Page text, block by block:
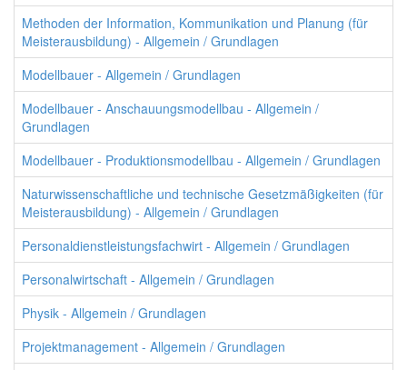
Methoden der Information, Kommunikation und Planung (für
Meisterausbildung) - Allgemein / Grundlagen
Modellbauer - Allgemein / Grundlagen
Modellbauer - Anschauungsmodellbau - Allgemein /
Grundlagen
Modellbauer - Produktionsmodellbau - Allgemein / Grundlagen
Naturwissenschaftliche und technische Gesetzmäßigkeiten (für
Meisterausbildung) - Allgemein / Grundlagen
Personaldienstleistungsfachwirt - Allgemein / Grundlagen
Personalwirtschaft - Allgemein / Grundlagen
Physik - Allgemein / Grundlagen
Projektmanagement - Allgemein / Grundlagen